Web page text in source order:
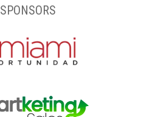
SPONSORS